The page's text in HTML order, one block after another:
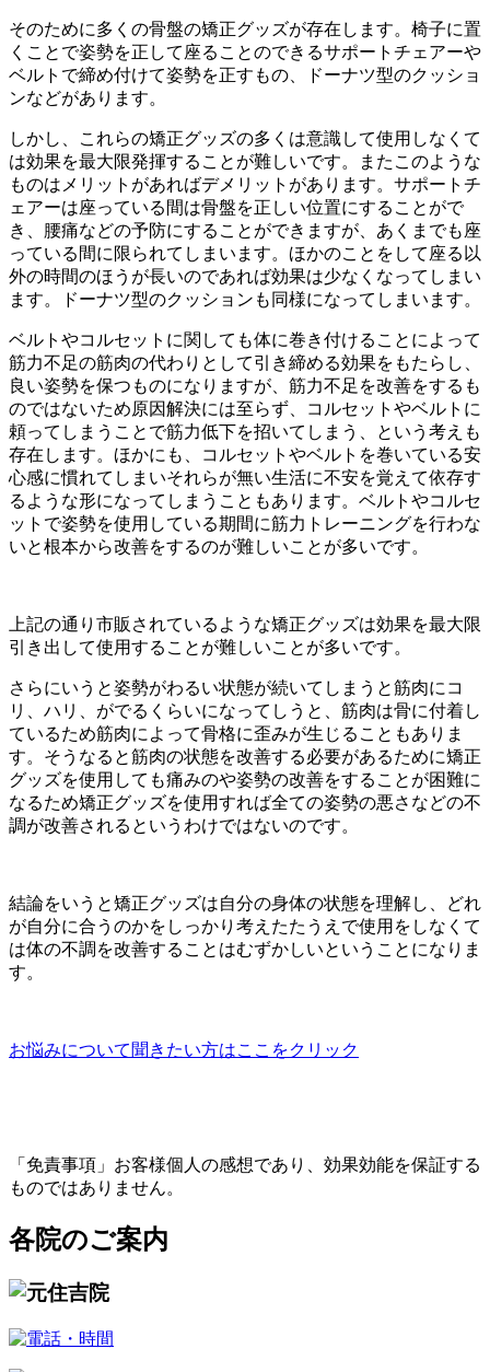
そのために多くの骨盤の矯正グッズが存在します。 椅子に置
くことで姿勢を正して座ることのできるサポートチェアーや
ベルトで締め付けて姿勢を正すもの、
ドーナツ型のクッショ
ンなどがあります。
しかし、
これらの矯正グッズの多くは意識して使用しなくて
は効果を最大限発揮することが難しいです。
またこのような
ものはメリットがあればデメリットがあります。サポートチ
ェアーは座っている間は骨盤を正しい位置にすることがで
き、腰痛などの予防にすることができますが、 あくまでも座
っている間に限られてしまいます。 ほかのことをして座る以
外の時間のほうが長いのであれば効果は少なくなってしまい
ます。
ドーナツ型のクッションも同様になってしまいます。
ベルトやコルセットに関しても体に巻き付けることによって
筋力不足の筋肉の代わりとして引き締める効果をもたらし、
良い姿勢を保つものになりますが、 筋力不足を改善をするも
のではないため原因解決には至らず、
コルセットやベルトに
頼ってしまうことで筋力低下を招いてしまう
、という考えも
存在します。ほかにも、
コルセットやベルトを巻いている安
心感に慣れてしまいそれらが無い生活に不安を覚えて依存す
るような形になってしまうこともあり ます。 ベルトやコルセ
ットで姿勢を使用している期間に筋力トレーニングを行わな
いと根本から改善をするのが難しいことが多いです。
上記の通り市販されているような矯正グッズは効果を最大限
引き出 して使用することが難しいことが多いです。
さらにいうと姿勢がわるい状態が続いてしまうと筋肉にコ
リ、 ハリ、がでるくらいになってしうと、筋肉は骨に付着し
ているため筋肉によって骨格に歪みが生じることもありま
す。そうなると筋肉の状態を改善する必要があるために矯正
グッズを使用しても痛みのや姿勢の改善をすることが困難に
なるため矯正グッズを使用すれば全ての姿勢の悪さなどの不
調が改善されるというわけではないのです。
結論をいうと矯正グッズは自分の身体の状態を理解し、どれ
が自分に合うのかをしっかり考えたたうえで使用をしなくて
は体の不調を改善することはむずかしいということになりま
す。
お悩みについて聞きたい方はここをクリック
「免責事項」お客様個人の感想であり、効果効能を保証する
ものではありません。
各院のご案内